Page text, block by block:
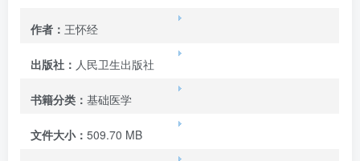
作者： 王怀经
出版社： 人民卫生出版社
书籍分类： 基础医学
文件大小： 509.70 MB